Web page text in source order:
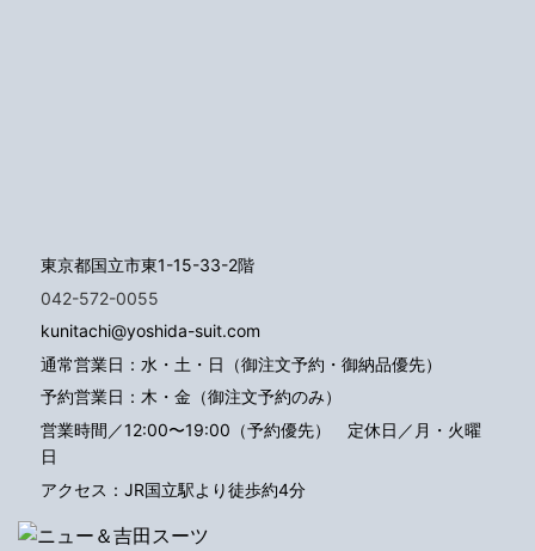
東京都国立市東1-15-33-2階
042-572-0055
kunitachi@yoshida-suit.com
通常営業日：水・土・日（御注文予約・御納品優先）
予約営業日：木・金（御注文予約のみ）
営業時間／12:00〜19:00（予約優先） 定休日／月・火曜
日
アクセス：JR国立駅より徒歩約4分